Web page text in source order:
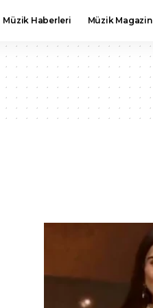
Müzik Haberleri Müzik Magazin